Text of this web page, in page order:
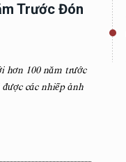
Trước Đón
hơn 100 năm trước
các nhiếp ảnh